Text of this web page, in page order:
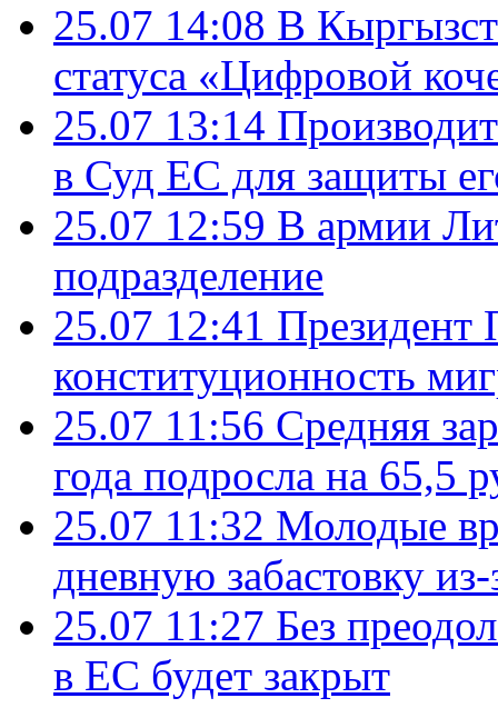
25.07 14:08 В
статуса «Цифровой
25.07 13:14
в Суд ЕС для защиты
25.07 12:59 В армии
подразделение
25.07 12:41 Президент
конституционность
25.07 11:56 Средняя
года подросла на 65,5
25.07 11:32 Молодые
дневную забастовку
25.07 11:27 Без
в ЕС будет закрыт